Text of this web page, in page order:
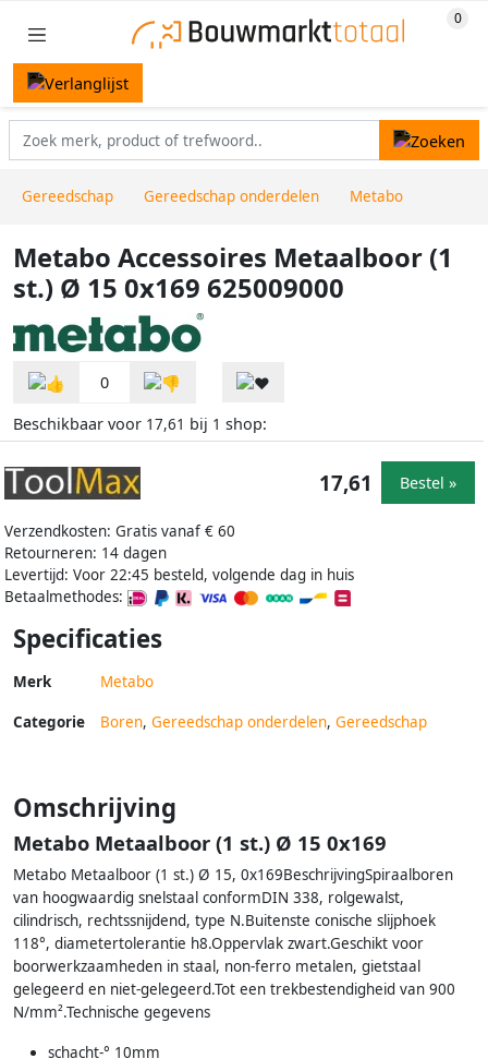
Gereedschap Gereedschap onderdelen Metabo
Metabo Accessoires Metaalboor (1
st.) Ø 15 0x169 625009000
0
Beschikbaar voor 17,61 bij 1 shop:
Verzendkosten: Gratis vanaf € 60
Retourneren: 14 dagen
Levertijd: Voor 22:45 besteld, volgende dag in huis
Betaalmethodes:
17,61 Bestel »
Specificaties
Merk Metabo
Categorie Boren, Gereedschap onderdelen, Gereedschap
Omschrijving
Metabo Metaalboor (1 st.) Ø 15 0x169
Metabo Metaalboor (1 st.) Ø 15, 0x169BeschrijvingSpiraalboren
van hoogwaardig snelstaal conformDIN 338, rolgewalst,
cilindrisch, rechtssnijdend, type N.Buitenste conische slijphoek
118°, diametertolerantie h8.Oppervlak zwart.Geschikt voor
boorwerkzaamheden in staal, non-ferro metalen, gietstaal
gelegeerd en niet-gelegeerd.Tot een trekbestendigheid van 900
N/mm².Technische gegevens
schacht-° 10mm